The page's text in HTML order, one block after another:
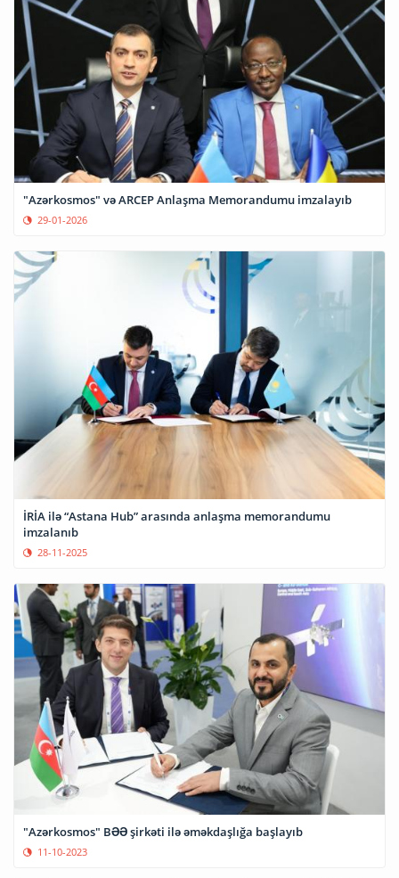
"Azərkosmos" və ARCEP Anlaşma Memorandumu imzalayıb
29-01-2026
İRİA ilə “Astana Hub” arasında anlaşma memorandumu
imzalanıb
28-11-2025
"Azərkosmos" BƏƏ şirkəti ilə əməkdaşlığa başlayıb
11-10-2023